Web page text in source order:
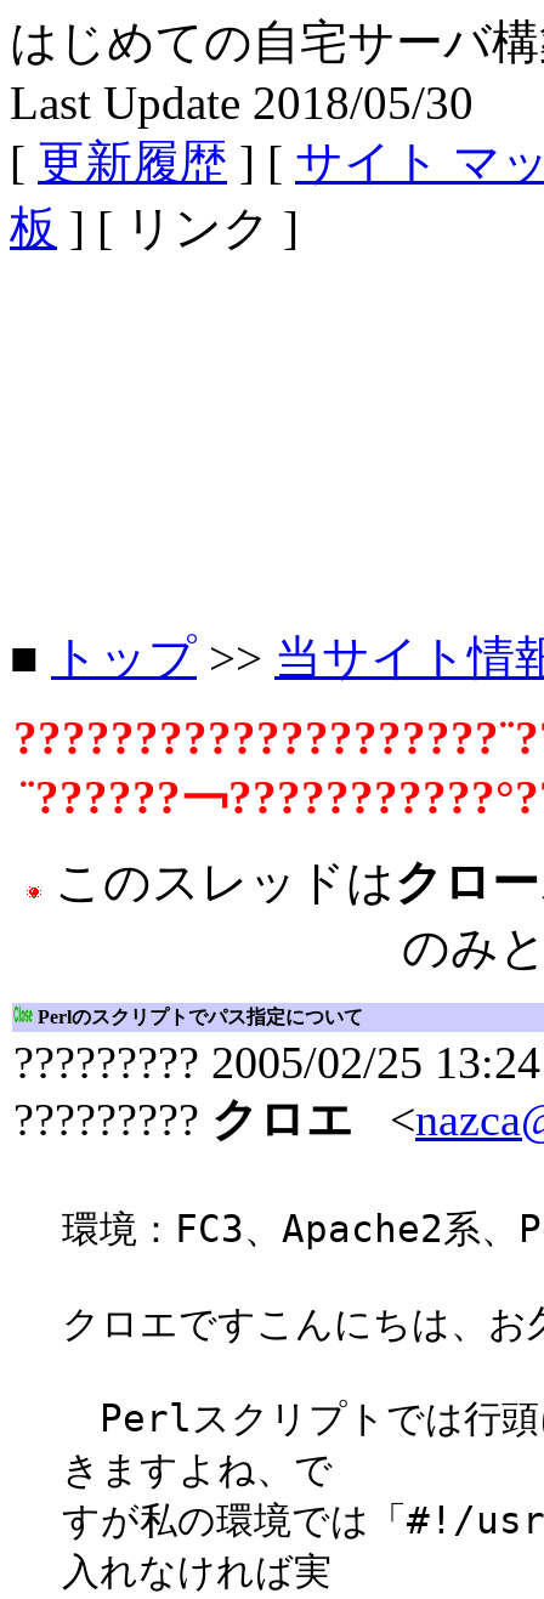
はじめての自宅サーバ構
Last Update 2018/05/30
[ 更新履歴 ] [ サイト マ
板 ] [ リンク ]
■ トップ >> 当サイト情
¨??????￢
このスレッドはクロ
のみ
Perlのスクリプトでパス指定について
????????? 2005/02/25 13:24
????????? クロエ <
環境：FC3、Apache2系
クロエですこんにちは、お
Perlスクリプトでは行
きますよね、で
すが私の環境では「#!/
入れなければ実